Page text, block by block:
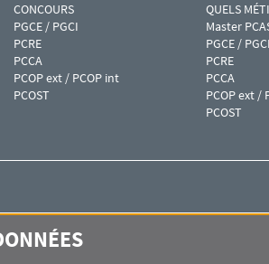
Menu footer IPAG 3
CONCOURS
PGCE / PGCI
PCRE
PCCA
PCOP ext / PCOP int
PCOST
Menu
QUELS
Master
PGCE / PGCI
PCRE
PCCA
PCOP ext /
PCOST